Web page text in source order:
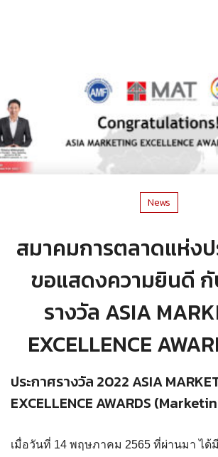
News
สมาคมการตลาดแห่งป
ขอแสดงความยินดี
รางวัล ASIA
EXCELLENCE
ประกาศรางวัล 2022 ASIA
EXCELLENCE AWARDS
เมื่อวันที่ 14 พฤษภาคม 2565 ที่ผ่านมา ได้